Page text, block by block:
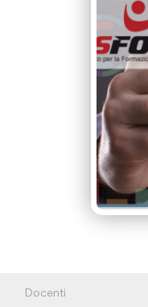
Docenti